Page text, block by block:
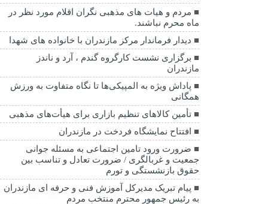
مردم و هیات های مذهبی نگران اقلام مورد نظر در
ماه محرم نباشند.
دیدار فرماندار مرکز مازندران با خانواده های شهدا
برگزاری نشست کارگروه گندم ، آرد و ناندز
مازندران
پاداش ویژه به المپیکی‌ها تا نگاه متفاوت به ورزش
همگانی
تأمین کالاهای تنظیم بازاری برای هیأت‌های مذهبی
افتتاح نمایشگاه فردخت در مازندران
ضرورت ورود تامین اجتماعی به مسئله جوانی
جمعیت و غربالگری / ضرورت تعادل و تناسب بین
حقوق بازنشستگی و تورم
پیام تبریک مدیرکل آموزش فنی و حرفه ای مازندران
به رئیس جمهور محترم منتخب مردم